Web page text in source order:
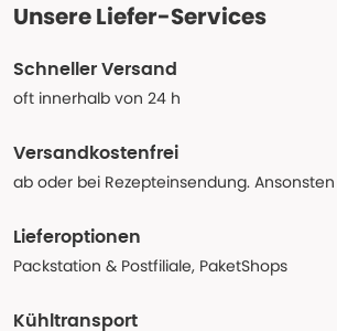
Unsere Liefer-Services
Schneller Versand
oft innerhalb von 24 h
Versandkostenfrei
ab oder bei Rezepteinsendung. Ansonsten
Lieferoptionen
Packstation & Postfiliale, PaketShops
Kühltransport